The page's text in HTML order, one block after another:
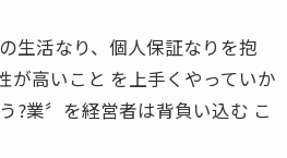
生活なり、個人保証なりを抱
が高いこと を上手くやっていか
?業〞を経営者は背負い込む こ